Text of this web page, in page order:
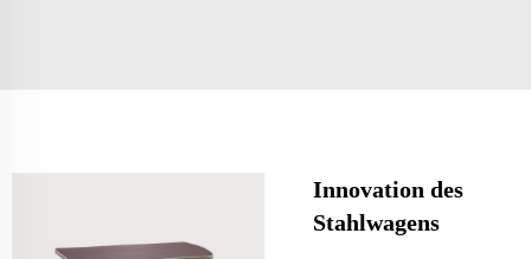
Innovation des
Stahlwagens